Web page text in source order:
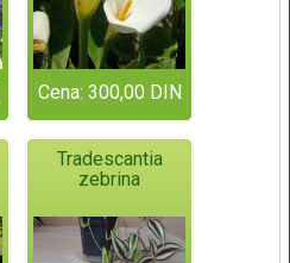
Cena: 300,00 DIN
Tradescantia
zebrina